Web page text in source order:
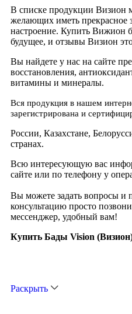
В списке продукции Визион
желающих иметь прекрасное
настроение. Купить Вижион
будущее, и отзывы Визион
Вы найдете у нас на сайте
восстановления,
витамины и минералы.
Вся продукция в нашем
зарегистрирована и
России, Казахстане,
странах.
Всю интересующую вас
сайте или по телефону у
Вы можете задать вопросы и
консультацию просто
мессенджер, удобный вам!
Купить Бады Vision
Раскрыть